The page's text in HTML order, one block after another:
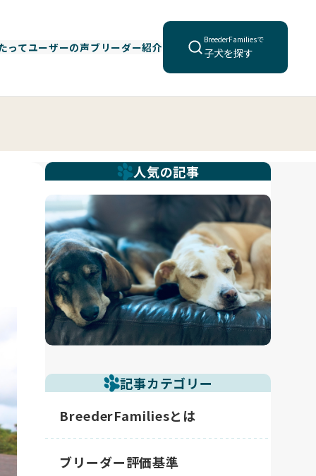
ってユーザーの声ブリーダー紹介
BreederFamiliesで
子犬を探す
人気の記事
記事カテゴリー
BreederFamiliesとは
ブリーダー評価基準